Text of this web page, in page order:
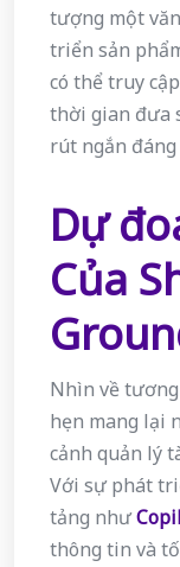
tượng một
triển sản
có thể truy
thời gian đưa
rút ngắn đáng
Dự
Của
Nhìn về
hẹn mang lại
cảnh quản lý
Với sự phát
tảng như
thông tin và